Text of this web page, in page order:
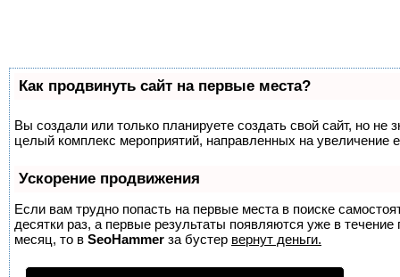
Как продвинуть сайт на первые места?
Вы создали или только планируете создать свой сайт, но не
целый комплекс мероприятий, направленных на увеличение
Ускорение продвижения
Если вам трудно попасть на первые места в поиске
десятки раз, а первые результаты появляются уже в
месяц, то в SeoHammer за бустер вернут деньги.